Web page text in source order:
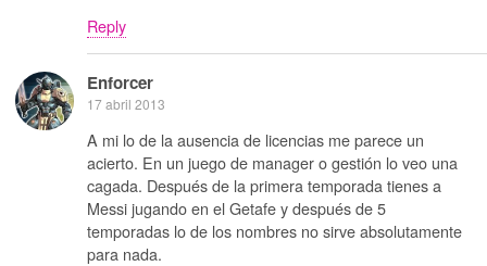
Reply
Enforcer
17 abril 2013
A mi lo de la ausencia de licencias me parece un
acierto. En un juego de manager o gestión lo veo una
cagada. Después de la primera temporada tienes a
Messi jugando en el Getafe y después de 5
temporadas lo de los nombres no sirve absolutamente
para nada.